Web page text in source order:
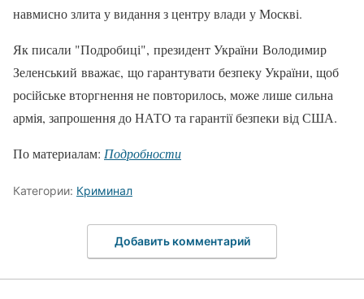
навмисно злита у видання з центру влади у Москві.
Як писали "Подробиці", президент України Володимир
Зеленський вважає, що гарантувати безпеку України, щоб
російське вторгнення не повторилось, може лише сильна
армія, запрошення до НАТО та гарантії безпеки від США.
По материалам: Подробности
Категории: Криминал
Добавить комментарий